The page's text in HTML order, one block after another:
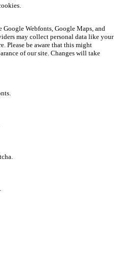
Google Webfonts, Google Maps, and
may collect personal data like your
Please be aware that this might
of our site. Changes will take